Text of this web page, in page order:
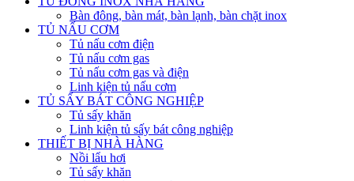
Bàn đông, bàn mát, bàn lạnh, bàn chặt inox
TỦ NẤU CƠM
Tủ nấu cơm điện
Tủ nấu cơm gas
Tủ nấu cơm gas và điện
Linh kiện tủ nấu cơm
TỦ SẤY BÁT CÔNG NGHIỆP
Tủ sấy khăn
Linh kiện tủ sấy bát công nghiệp
THIẾT BỊ NHÀ HÀNG
Nồi lẩu hơi
Tủ sấy khăn